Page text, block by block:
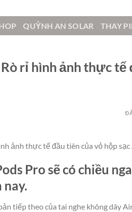
QUỲNH AN SOLAR THAY
Rò rỉ hình ảnh thực tế
ảnh thực tế đầu tiên của vỏ hộp
Pro sẽ có chiều
nay.
tiếp theo của tai nghe không dây